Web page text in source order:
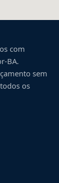
com
-BA.
sem
os